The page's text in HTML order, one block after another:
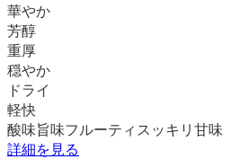
華やか
芳醇
重厚
穏やか
ドライ
軽快
酸味旨味フルーティ スッキリ 甘味
詳細を見る